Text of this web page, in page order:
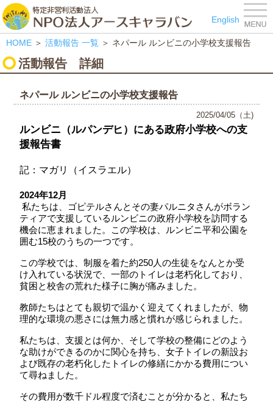
特定非営利活動法人 NPO
English
HOME ＞ 活動報告 一覧 ＞ ネパール ルンビニの小学校支援報告
活動報告 詳細
ネパール ルンビニの小学校支援報告
2025/04/05（土)
ルンビニ（ルパンデヒ）にある政府小学校への支
援報告書
記：マガリ（イスラエル）
2024年12月
私たちは、ゴピテルさんとその妻パルニタさんがボラン
ティアで支援しているルンビニの政府小学校を訪問する
機会に恵まれました。この学校は、ルンビニ平和公園を
囲む15校のうちの一つです。
この学校では、制服を着た約250人の生徒をなんとか受
け入れている状況で、一部のトイレは老朽化しており、
貧困と校舎の荒れた様子に胸が痛みました。
教師たちはとても親切で温かく迎えてくれましたが、物
理的な環境の悪さには無力感と慣れが感じられました。
私たちは、支援とは何か、そして学校の整備にどのよう
な助けができるのかに関心を持ち、女子トイレの新設お
よび既存の老朽化したトイレの修繕にかかる費用につい
て尋ねました。
その費用が数千ドル程度で済むことが分かると、私たち